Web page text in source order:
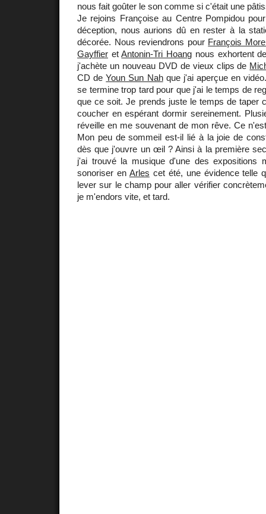
nous fait goûter le son comme si c'était une
Je rejoins Françoise au Centre Pompidou
déception, nous aurions dû en rester à la
décorée. Nous reviendrons pour François
Gayffier etAntonin-Tri Hoang nous exhortent
j'achète un nouveau DVD de vieux clips de
CD deYoun Sun Nahque j'ai aperçue en
se termine trop tard pour que j'ai le temps de
que ce soit. Je prends juste le temps de taper
coucher en espérant dormir sereinement.
réveille en me souvenant de mon rêve. Ce
Mon peu de sommeil est-il lié à la joie de
dès que j'ouvre un œil ? Ainsi à la première
j'ai trouvé la musique d'une des expositions
sonoriser en Arles cet été, une évidence telle
lever sur le champ pour aller vérifier
je m'endors vite, et tard.